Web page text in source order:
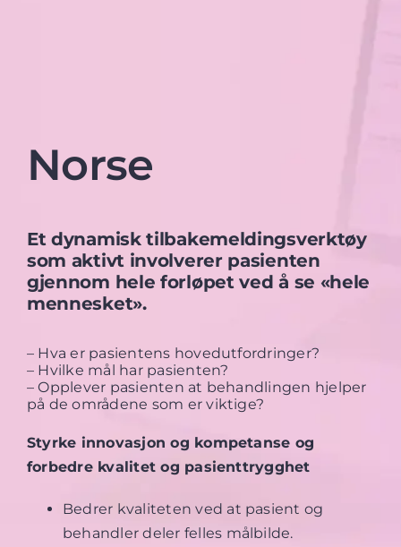
Norse
Et dynamisk tilbakemeldingsverktøy
som aktivt involverer pasienten
gjennom hele forløpet ved å se «hele
mennesket».
– Hva er pasientens hovedutfordringer?
– Hvilke mål har pasienten?
– Opplever pasienten at behandlingen hjelper
på de områdene som er viktige?
Styrke innovasjon og kompetanse og
forbedre kvalitet og pasienttrygghet
Bedrer kvaliteten ved at pasient og
behandler deler felles målbilde.